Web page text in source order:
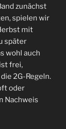
zunächst
spielen wir
mit
später
wohl auch
frei,
2G-Regeln.
oder
Nachweis